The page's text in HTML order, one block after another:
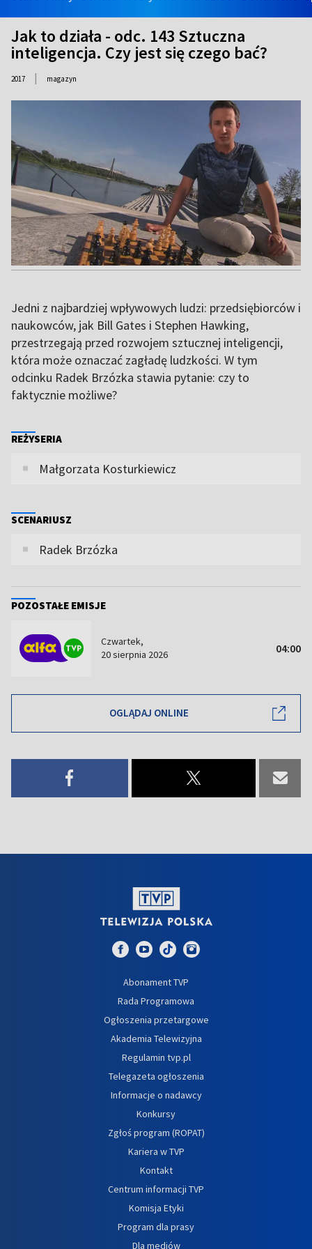
Jak to działa - odc. 143 Sztuczna
inteligencja. Czy jest się czego bać?
2017 | magazyn
Jedni z najbardziej wpływowych ludzi: przedsiębiorców i
naukowców, jak Bill Gates i Stephen Hawking,
przestrzegają przed rozwojem sztucznej inteligencji,
która może oznaczać zagładę ludzkości. W tym
odcinku Radek Brzózka stawia pytanie: czy to
faktycznie możliwe?
REŻYSERIA
Małgorzata Kosturkiewicz
SCENARIUSZ
Radek Brzózka
POZOSTAŁE EMISJE
Czwartek,
20 sierpnia 2026
04:00
OGLĄDAJ ONLINE
Abonament TVP
Rada Programowa
Ogłoszenia przetargowe
Akademia Telewizyjna
Regulamin tvp.pl
Telegazeta ogłoszenia
Informacje o nadawcy
Konkursy
Zgłoś program (ROPAT)
Kariera w TVP
Kontakt
Centrum informacji TVP
Komisja Etyki
Program dla prasy
Dla mediów